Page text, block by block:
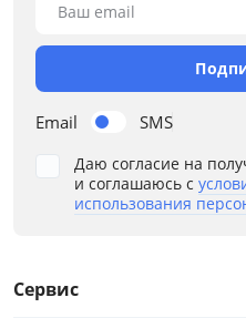
Email SMS
Ваш email
Даю согласие на
и соглашаюсь с
использования
Сервис